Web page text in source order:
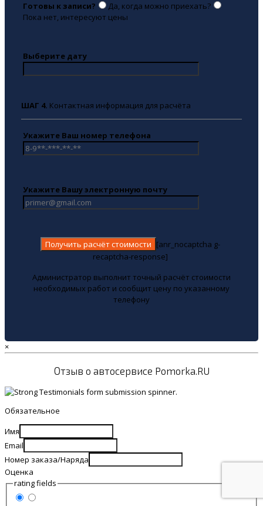
Готовы к записи?
Да, когда можно приехать?
Пока нет, интересуют цены
Выберите дату
ШАГ 4. Контактная информация для расчёта
Укажите Ваш номер телефона
Укажите Вашу электронную почту
[anr_nocaptcha g-
recaptcha-response]
Администратор выполнит точный расчёт стоимости
необходимых работ и сообщит цену по указанному
телефону
×
Отзыв о автосервисе Pomorka.RU
Обязательное
Имя
Email
Номер заказа/Наряда
Оценка
rating fields